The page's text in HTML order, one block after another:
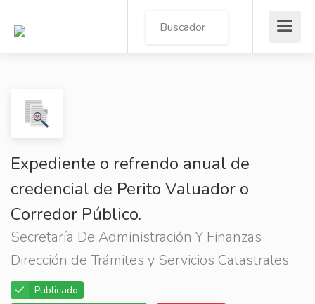
Expediente o refrendo anual de
credencial de Perito Valuador o
Corredor Público.
Secretaría De Administración Y Finanzas
Dirección de Trámites y Servicios Catastrales
Publicado